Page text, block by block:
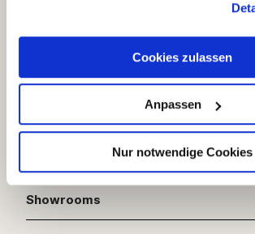
Cookies zulassen
Anpassen
Nur notwendige Cookies
Vous êtes intéressé par une
besoin de plus d’informations sur
Designers et architectes
Showrooms